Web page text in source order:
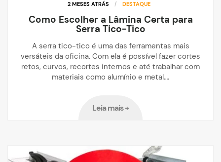
2 MESES ATRÁS / DESTAQUE
Como Escolher a Lâmina Certa para
Serra Tico-Tico
A serra tico-tico é uma das ferramentas mais
versáteis da oficina. Com ela é possível fazer cortes
retos, curvos, recortes internos e até trabalhar com
materiais como alumínio e metal….
Leia mais +